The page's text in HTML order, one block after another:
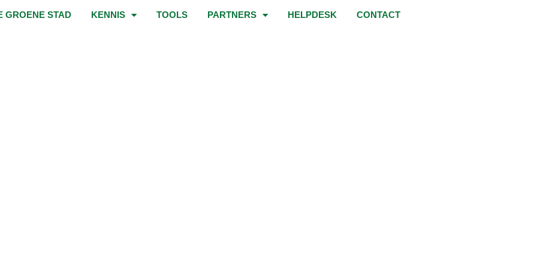
GROENE STAD KENNIS TOOLS PARTNERS HELPDESK CONTACT